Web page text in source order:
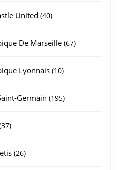
United 4040
De Marseille 6767
Lyonnais 1010
Germain 195195
3737
2626